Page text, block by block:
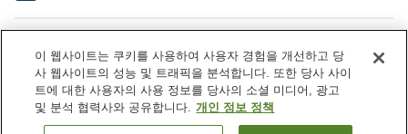
주차장
자동판매기
세탁 (유료)
대욕장
이 웹사이트는 쿠키를 사용하여 사용자 경험을 개선하고 당
사 웹사이트의 성능 및 트래픽을 분석합니다. 또한 당사 사이
트에 대한 사용자의 사용 정보를 당사의 소셜 미디어, 광고
및 분석 협력사와 공유합니다. 개인 정보 정책